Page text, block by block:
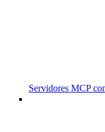
Servidores MCP